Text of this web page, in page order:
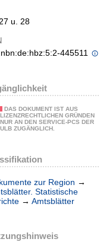
u. 28
445511
DAS DOKUMENT IST AUS
LIZENZRECHTLICHEN GRÜNDEN
NUR AN DEN SERVICE-PCS DER
ULB ZUGÄNGLICH.
zur Region →
Statistische
→ Amtsblätter